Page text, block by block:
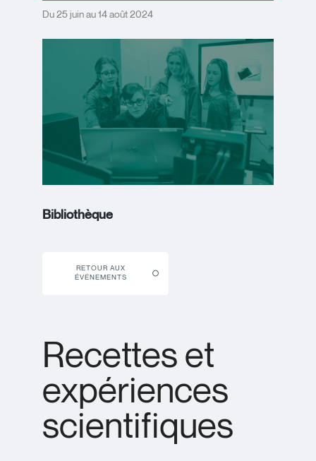
Du 25 juin au 14 août 2024
Bibliothèque
RETOUR AUX
ÉVÉNEMENTS
Recettes et
expériences
scientifiques